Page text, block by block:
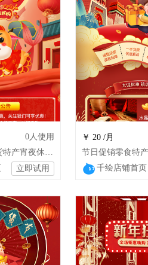
0人使用
红色坚果零食年货特产宵夜休闲零食店铺模板
立即试用
￥ 20 /月
千绘店铺首页